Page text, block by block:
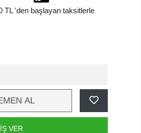
TL 'den başlayan taksitlerle
AL
VER